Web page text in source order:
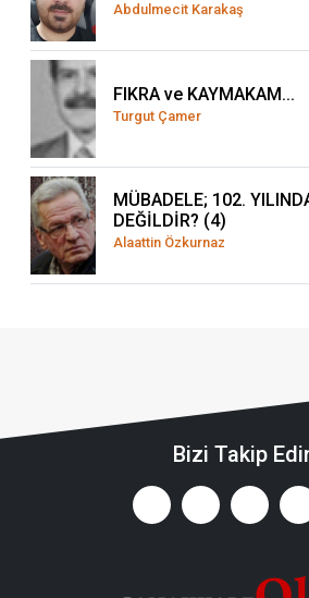
Abdulmecit Karakaş
FIKRA ve KAYMAKAM...
Turgut Çamer
MÜBADELE; 102.
DEĞİLDİR? (4)
Alaattin Özkurnaz
Bizi Takip